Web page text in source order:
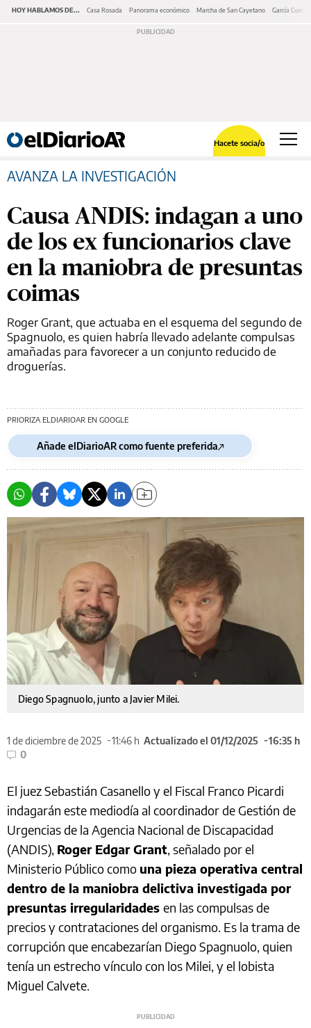
HOY HABLAMOS DE... Casa Rosada Panorama económico Marcha de San Cayetano García Cuerva
Hacete socia/o
AVANZA LA INVESTIGACIÓN
Causa ANDIS: indagan a uno
de los ex funcionarios clave
en la maniobra de presuntas
coimas
Roger Grant, que actuaba en el esquema del segundo de
Spagnuolo, es quien habría llevado adelante compulsas
amañadas para favorecer a un conjunto reducido de
droguerías.
PRIORIZA ELDIARIOAR EN GOOGLE
Añade elDiarioAR como fuente preferida
Diego Spagnuolo, junto a Javier Milei.
1 de diciembre de 2025 11:46 h Actualizado el 01/12/2025
16:35 h
0
El juez Sebastián Casanello y el Fiscal Franco Picardi
indagarán este mediodía al coordinador de Gestión de
Urgencias de la Agencia Nacional de Discapacidad
(ANDIS), Roger Edgar Grant, señalado por el
Ministerio Público como una pieza operativa central
dentro de la maniobra delictiva investigada por
presuntas irregularidades en las compulsas de
precios y contrataciones del organismo. Es la trama de
corrupción que encabezarían Diego Spagnuolo, quien
tenía un estrecho vínculo con los Milei, y el lobista
Miguel Calvete.